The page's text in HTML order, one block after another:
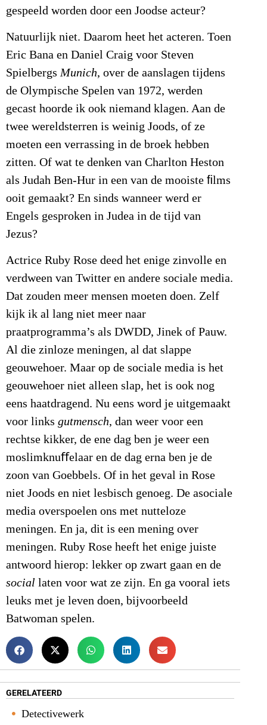
gespeeld worden door een Joodse acteur?
Natuurlijk niet. Daarom heet het acteren. Toen
Eric Bana en Daniel Craig voor Steven
SpielbergsMunich, over de aanslagen tijdens
de Olympische Spelen van 1972, werden
gecast hoorde ik ook niemand klagen. Aan de
twee wereldsterren is weinig Joods, of ze
moeten een verrassing in de broek hebben
zitten. Of wat te denken van Charlton Heston
als Judah Ben-Hur in een van de mooiste ﬁlms
ooit gemaakt? En sinds wanneer werd er
Engels gesproken in Judea in de tijd van
Jezus?
Actrice Ruby Rose deed het enige zinvolle en
verdween van Twitter en andere sociale media.
Dat zouden meer mensen moeten doen. Zelf
kijk ik al lang niet meer naar
praatprogramma’s als DWDD, Jinek of Pauw.
Al die zinloze meningen, al dat slappe
geouwehoer. Maar op de sociale media is het
geouwehoer niet alleen slap, het is ook nog
eens haatdragend. Nu eens word je uitgemaakt
voor links gutmensch, dan weer voor een
rechtse kikker, de ene dag ben je weer een
moslimknuﬀelaar en de dag erna ben je de
zoon van Goebbels. Of in het geval in Rose
niet Joods en niet lesbisch genoeg. De asociale
media overspoelen ons met nutteloze
meningen. En ja, dit is een mening over
meningen. Ruby Rose heeft het enige juiste
antwoord hierop: lekker op zwart gaan en de
social laten voor wat ze zijn. En ga vooral iets
leuks met je leven doen, bijvoorbeeld
Batwoman spelen.
GERELATEERD
Detectivewerk